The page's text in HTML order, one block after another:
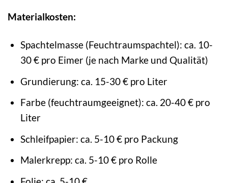
Materialkosten:
Spachtelmasse (Feuchtraumspachtel): ca. 10-
30 € pro Eimer (je nach Marke und Qualität)
Grundierung: ca. 15-30 € pro Liter
Farbe (feuchtraumgeeignet): ca. 20-40 € pro
Liter
Schleifpapier: ca. 5-10 € pro Packung
Malerkrepp: ca. 5-10 € pro Rolle